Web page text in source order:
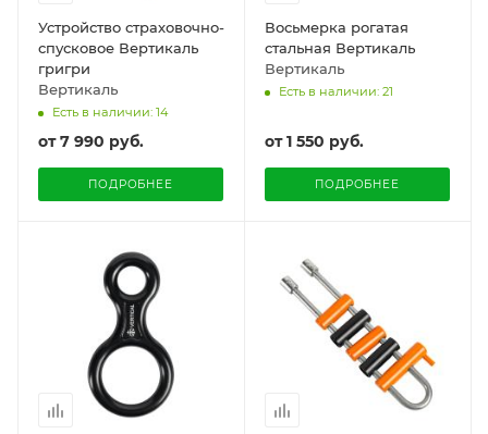
Устройство страховочно-
спусковое Вертикаль
григри
Вертикаль
Есть в наличии: 14
от7 990 руб.
ПОДРОБНЕЕ
Восьмерка рогатая
стальная Вертикаль
Вертикаль
Есть в наличии: 21
от1 550 руб.
ПОДРОБНЕЕ